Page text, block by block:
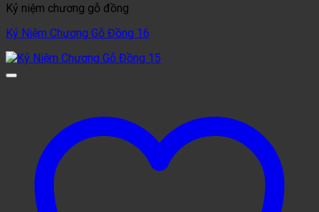
Kỷ niệm chương gỗ đồng
Kỷ Niệm Chương Gỗ Đồng 16